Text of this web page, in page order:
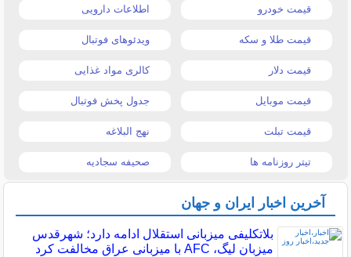
قیمت خودرو اطلاعات دارویی
قیمت طلا و سکه ویدئوهای فوتبال
قیمت دلار کالری مواد غذایی
قیمت موبایل جدول پخش فوتبال
قیمت تبلت نهج البلاغه
تیتر روزنامه ها صحیفه سجادیه
آخرین اخبار ایران و جهان
بلاتکلیفی میزبانی استقلال ادامه دارد؛ شهرقدس
میزبان لیگ، AFC با میزبانی عراق مخالفت کرد